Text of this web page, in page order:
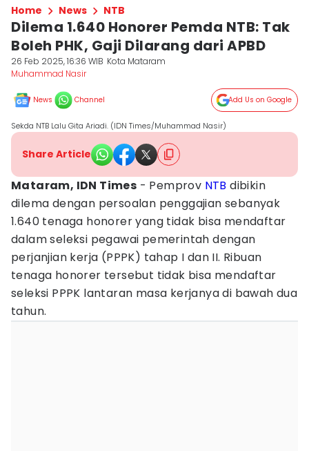
Home News NTB
Dilema 1.640 Honorer Pemda NTB: Tak
Boleh PHK, Gaji Dilarang dari APBD
26 Feb 2025, 16:36 WIB Kota Mataram
Muhammad Nasir
News Channel Add Us on Google
Sekda NTB Lalu Gita Ariadi. (IDN Times/Muhammad Nasir)
Share Article
Mataram, IDN Times - Pemprov NTB dibikin
dilema dengan persoalan penggajian sebanyak
1.640 tenaga honorer yang tidak bisa mendaftar
dalam seleksi pegawai pemerintah dengan
perjanjian kerja (PPPK) tahap I dan II. Ribuan
tenaga honorer tersebut tidak bisa mendaftar
seleksi PPPK lantaran masa kerjanya di bawah dua
tahun.